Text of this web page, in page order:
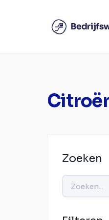
Zoeken